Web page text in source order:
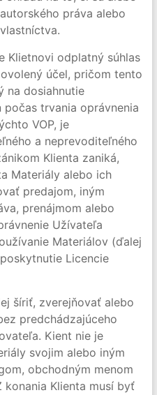
práva alebo
Klietnovi odplatný súhlas
účel, pričom tento
na dosiahnutie
trvania oprávnenia
VOP, je
a neprevoditeľného
Klienta zaniká,
Materiály alebo ich
predajom, iným
prenájmom alebo
Užívateľa
Materiálov (ďalej
Licencie
šíriť, zverejňovať alebo
predchádzajúceho
Kient nie je
svojim alebo iným
obchodným menom
konania Klienta musí byť